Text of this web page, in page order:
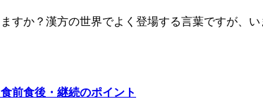
すか？漢方の世界でよく登場する言葉ですが
前食後・継続のポイント